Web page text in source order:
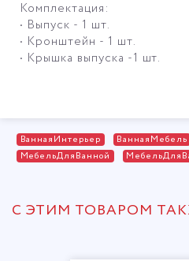
Комплектация:
• Выпуск - 1 шт.
• Кронштейн - 1 шт.
• Крышка выпуска -1 шт.
ВаннаяИнтерьер ВаннаяМебель
МебельДляВанной
С ЭТИМ ТОВАРОМ